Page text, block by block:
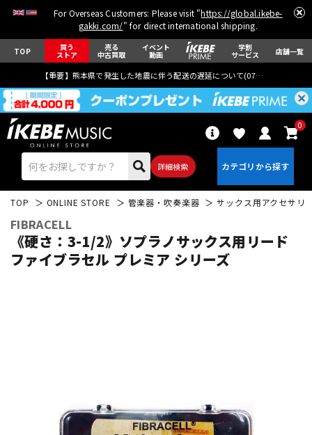
For Overseas Customers: Please visit "https://global.ikebe-
gakki.com/" for direct international shipping.
TOP 買う
ストア
売る
中古買取
イベント
動画
学割
サービス 店舗一覧
【重要】熊本県で発生した地震に伴う配送の遅延について(07月29日
詳細検索
0
キーボード 電子ピアノ
TOP ONLINE STORE 管楽器・吹奏楽器 サックス用アクセサリ
FIBRACELL
《硬さ：3-1/2》ソプラノサックス用リード
ファイブラセル プレミア シリーズ